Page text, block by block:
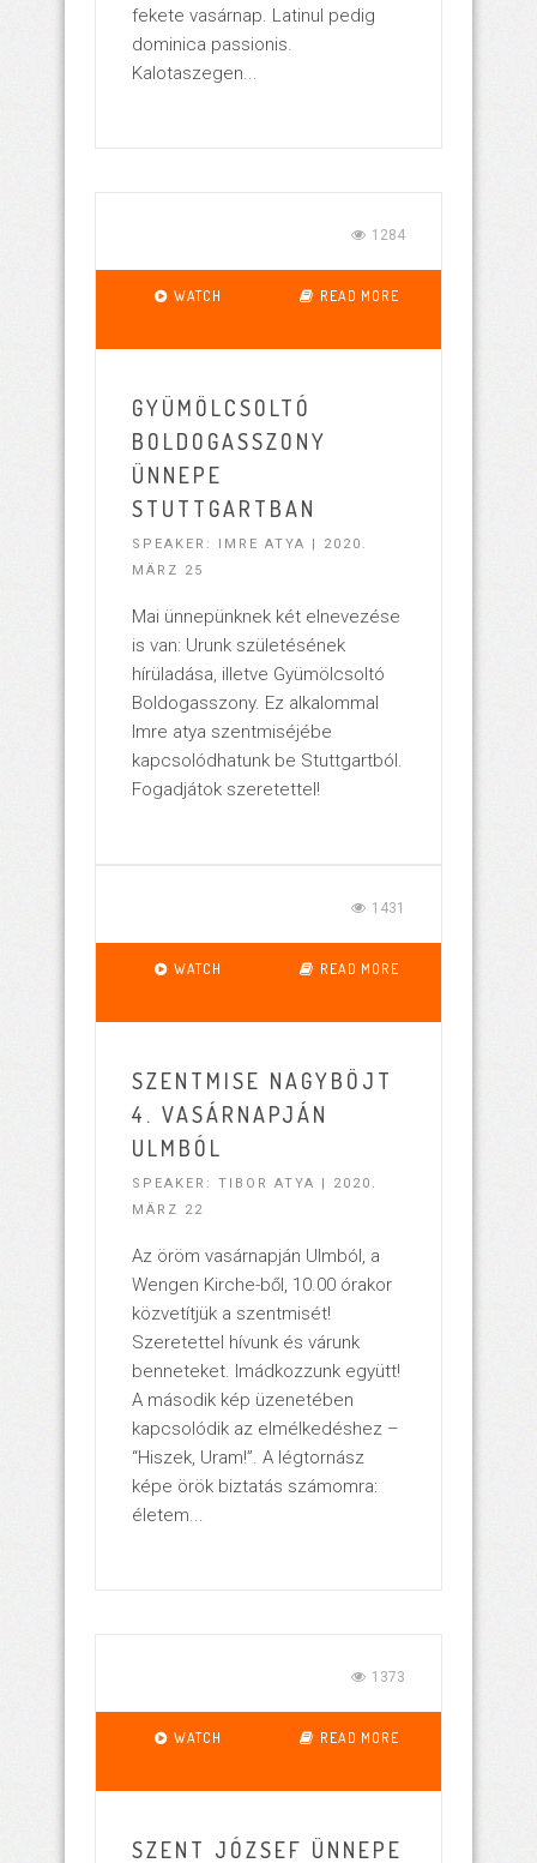
fekete vasárnap. Latinul pedig
dominica passionis.
Kalotaszegen...
1284
WATCH READ MORE
GYÜMÖLCSOLTÓ
BOLDOGASSZONY
ÜNNEPE
STUTTGARTBAN
SPEAKER: IMRE ATYA | 2020.
MÄRZ 25
Mai ünnepünknek két elnevezése
is van: Urunk születésének
hírüladása, illetve Gyümölcsoltó
Boldogasszony. Ez alkalommal
Imre atya szentmiséjébe
kapcsolódhatunk be Stuttgartból.
Fogadjátok szeretettel!
1431
WATCH READ MORE
SZENTMISE NAGYBÖJT
4. VASÁRNAPJÁN
ULMBÓL
SPEAKER: TIBOR ATYA | 2020.
MÄRZ 22
Az öröm vasárnapján Ulmból, a
Wengen Kirche-ből, 10.00 órakor
közvetítjük a szentmisét!
Szeretettel hívunk és várunk
benneteket. Imádkozzunk együtt!
A második kép üzenetében
kapcsolódik az elmélkedéshez –
“Hiszek, Uram!”. A légtornász
képe örök biztatás számomra:
életem...
1373
WATCH READ MORE
SZENT JÓZSEF ÜNNEPE